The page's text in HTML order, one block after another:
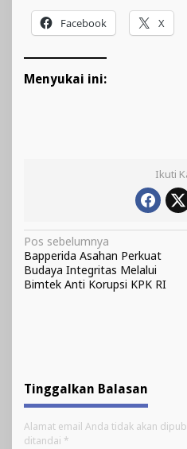
Facebook X
Menyukai ini:
Ikuti
Navigasi
pos
Pos sebelumnya
Bapperida Asahan Perkuat
Budaya Integritas Melalui
Bimtek Anti Korupsi KPK RI
Tinggalkan Balasan
Alamat email Anda tidak akan
ditandai *